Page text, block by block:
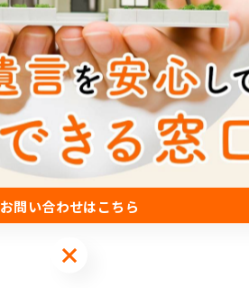
お問い合わせはこちら
お問い合わせはこちら